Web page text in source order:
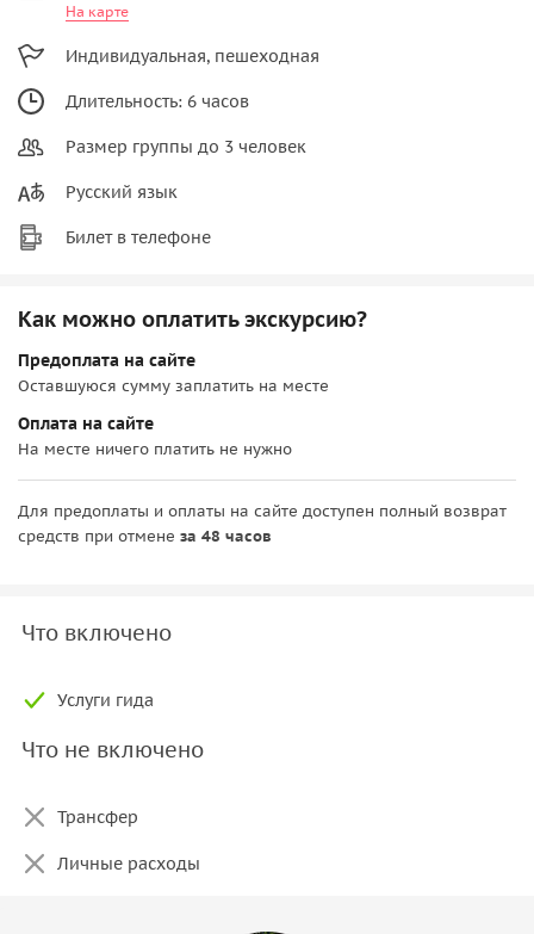
На карте
Индивидуальная, пешеходная
Длительность: 6 часов
Размер группы до 3 человек
Русский язык
Билет в телефоне
Как можно оплатить экскурсию?
Предоплата на сайте
Оставшуюся сумму заплатить на месте
Оплата на сайте
На месте ничего платить не нужно
Для предоплаты и оплаты на сайте доступен полный возврат
средств при отмене за 48 часов
Что включено
Услуги гида
Что не включено
Трансфер
Личные расходы